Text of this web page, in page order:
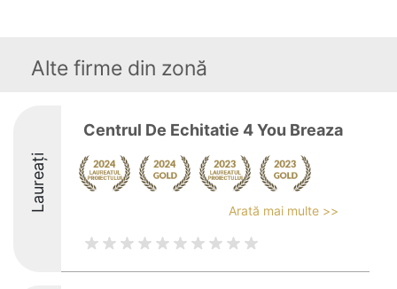
Alte firme din zonă
Laureați
Centrul De Echitatie 4 You Breaza
Arată mai multe >>